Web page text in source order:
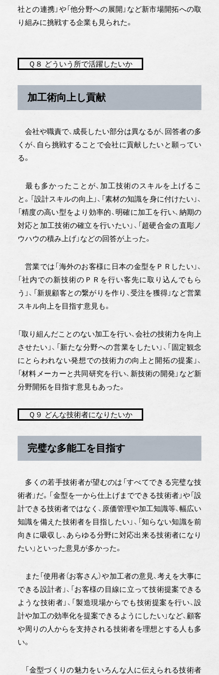
社との連携」や「他分野への展開」など新市場開拓への取
り組みに挑戦する企業も見られた。
Ｑ８ どういう所で活躍したいか
加工術向上し貢献
会社や職責で、成長したい部分は異なるが、回答者の多
くが、自ら挑戦することで会社に貢献したいと願ってい
る。
最も多かったことが、加工技術のスキルを上げるこ
と。「設計スキルの向上」、「素材の知識を身に付けたい」、
「精度の高い型をより効率的、明確に加工を行い、納期の
対応と加工技術の確立を行いたい」、「超硬合金の直彫ノ
ウハウの積み上げ」などの回答が上った。
営業では「海外のお客様に日本の金型をＰＲしたい」、
「社内での新技術のＰＲを行い客先に取り込んでもら
う」、「新規顧客との繋がりを作り、受注を獲得」など営業
スキル向上を目指す意見も。
「取り組んだことのない加工を行い、会社の技術力を向上
させたい」、「新たな分野への営業をしたい」、「固定観念
にとらわれない発想での技術力の向上と開拓の提案」、
「材料メーカーと共同研究を行い、新技術の開発」など新
分野開拓を目指す意見もあった。
Ｑ９ どんな技術者になりたいか
完璧な多能工を目指す
多くの若手技術者が望むのは「すべてできる完璧な技
術者」だ。「金型を一から仕上げまでできる技術者」や「設
計できる技術者ではなく、原価管理や加工知識等、幅広い
知識を備えた技術者を目指したい」、「知らない知識を前
向きに吸収し、あらゆる分野に対応出来る技術者になり
たい」といった意見が多かった。
また「使用者（お客さん）や加工者の意見、考えを大事に
できる設計者」、「お客様の目線に立って技術提案できる
ような技術者」、「製造現場からでも技術提案を行い、設
計や加工の効率化を提案できるようにしたい」など、顧客
や周りの人からを支持される技術者を理想とする人も多
い。
「金型づくりの魅力をいろんな人に伝えられる技術者